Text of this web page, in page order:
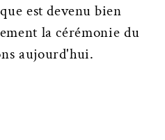
est devenu bien
la cérémonie du
aujourd'hui.